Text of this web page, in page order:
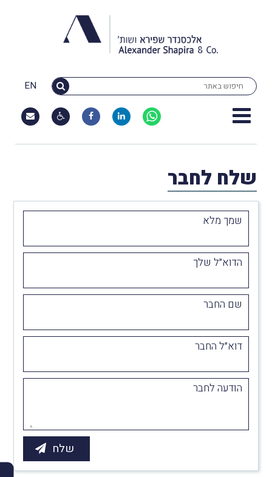
EN
שלח לחבר
שמך מלא
הדוא״ל שלך
שם החבר
דוא״ל החבר
הודעה לחבר